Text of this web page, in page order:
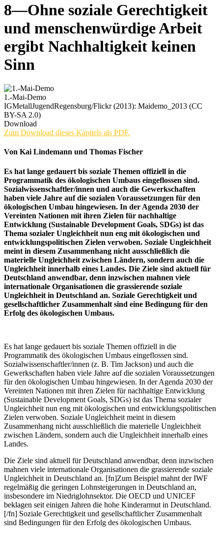
8—Ohne soziale Gerechtigkeit
und menschenwürdige Arbeit
ergibt Nachhaltigkeit keinen
Sinn
1.-Mai-Demo
IGMetallJugendRegensburg/Flickr (2013): Maidemo_2013 (CC
BY-SA 2.0)
Download
Zum Download dieses Kapitels als PDF.
Von Kai Lindemann und Thomas Fischer
Es hat lange gedauert bis soziale Themen offiziell in die
Programmatik des ökologischen Umbaus eingeflossen sind.
Sozialwissenschaftler/innen und auch die Gewerkschaften
haben viele Jahre auf die sozialen Voraussetzungen für den
ökologischen Umbau hingewiesen. In der Agenda 2030 der
Vereinten Nationen mit ihren Zielen für nachhaltige
Entwicklung (Sustainable Development Goals, SDGs) ist das
Thema sozialer Ungleichheit nun eng mit ökologischen und
entwicklungspolitischen Zielen verwoben. Soziale Ungleichheit
meint in diesem Zusammenhang nicht ausschließlich die
materielle Ungleichheit zwischen Ländern, sondern auch die
Ungleichheit innerhalb eines Landes. Die Ziele sind aktuell für
Deutschland anwendbar, denn inzwischen mahnen viele
internationale Organisationen die grassierende soziale
Ungleichheit in Deutschland an. Soziale Gerechtigkeit und
gesellschaftlicher Zusammenhalt sind eine Bedingung für den
Erfolg des ökologischen Umbaus.
Es hat lange gedauert bis soziale Themen offiziell in die
Programmatik des ökologischen Umbaus eingeflossen sind.
Sozialwissenschaftler/innen (z. B. Tim Jackson) und auch die
Gewerkschaften haben viele Jahre auf die sozialen Voraussetzungen
für den ökologischen Umbau hingewiesen. In der Agenda 2030 der
Vereinten Nationen mit ihren Zielen für nachhaltige Entwicklung
(Sustainable Development Goals, SDGs) ist das Thema sozialer
Ungleichheit nun eng mit ökologischen und entwicklungspolitischen
Zielen verwoben. Soziale Ungleichheit meint in diesem
Zusammenhang nicht ausschließlich die materielle Ungleichheit
zwischen Ländern, sondern auch die Ungleichheit innerhalb eines
Landes.
Die Ziele sind aktuell für Deutschland anwendbar, denn inzwischen
mahnen viele internationale Organisationen die grassierende soziale
Ungleichheit in Deutschland an. [fn]Zum Beispiel mahnt der IWF
regelmäßig die geringen Lohnsteigerungen in Deutschland an,
insbesondere im Niedriglohnsektor. Die OECD und UNICEF
beklagen seit einigen Jahren die hohe Kinderarmut in Deutschland.
[/fn] Soziale Gerechtigkeit und gesellschaftlicher Zusammenhalt
sind Bedingungen für den Erfolg des ökologischen Umbaus.